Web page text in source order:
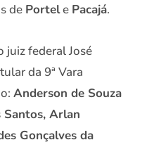
de Portele Pacajá.
juiz federal José
da 9ª Vara
Anderson de Souza
Santos, Arlan
Gonçalves da